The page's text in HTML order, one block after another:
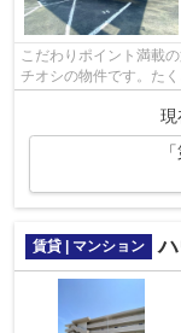
こだわりポイント満載
チオシの物件です。た
現
賃貸 | マンション